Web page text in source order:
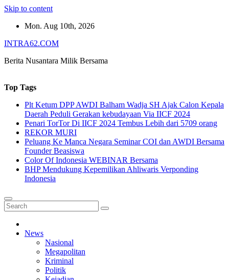
Skip to content
Mon. Aug 10th, 2026
INTRA62.COM
Berita Nusantara Milik Bersama
Top Tags
Plt Ketum DPP AWDI Balham Wadja SH Ajak Calon Kepala
Daerah Peduli Gerakan kebudayaan Via IICF 2024
Penari TorTor Di IICF 2024 Tembus Lebih dari 5709 orang
REKOR MURI
Peluang Ke Manca Negara Seminar COI dan AWDI Bersama
Founder Beasiswa
Color Of Indonesia WEBINAR Bersama
BHP Mendukung Kepemilikan Ahliwaris Verponding
Indonesia
News
Nasional
Megapolitan
Kriminal
Politik